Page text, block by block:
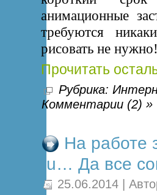
анимационные
требуются
рисовать не
Прочитать
Рубрика:
Комментарии (2) »
На работе
ru… Да все
25.06.2014 |